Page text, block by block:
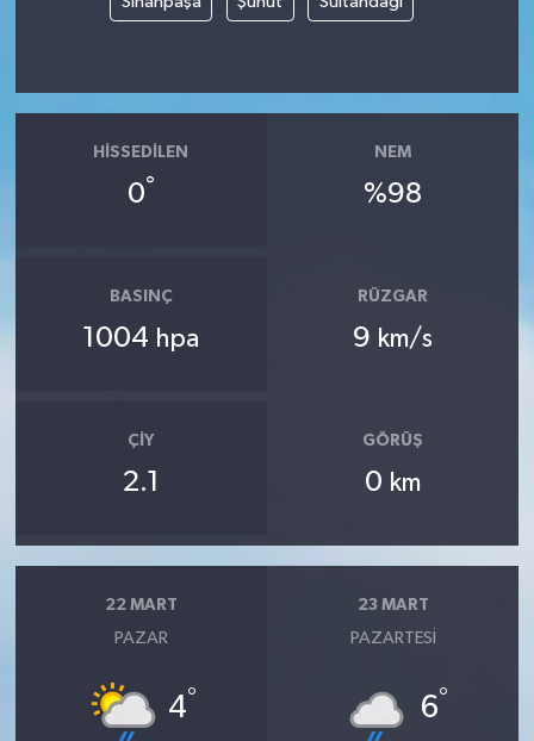
HISSEDILEN
0°
NEM
%98
BASINÇ
1004 hpa
RÜZGAR
9 km/s
ÇIY
2.1
GÖRÜŞ
0 km
22 MART
PAZAR
4°
23 MART
PAZARTESI
6°